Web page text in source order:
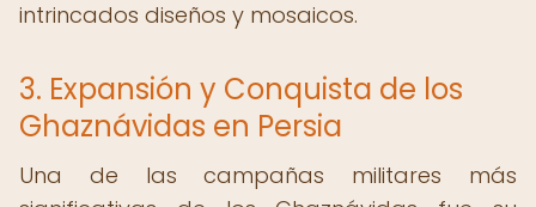
intrincados diseños y mosaicos.
3. Expansión y Conquista de los
Ghaznávidas en Persia
Una de las campañas militares más